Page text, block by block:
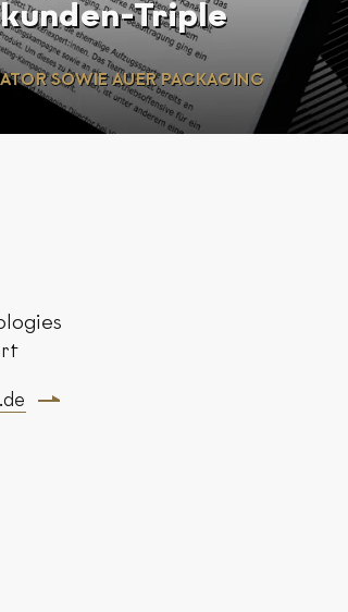
Triple
SOWIE AUER PACKAGING